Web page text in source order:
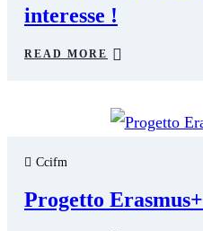
interesse !
READ MORE
Ccifm
Progetto